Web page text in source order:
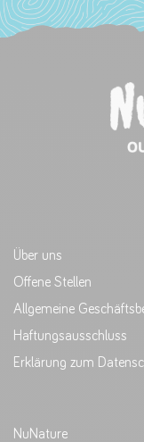
Über uns
Offene Stellen
Allgemeine
Haftungsausschluss
Erklärung zum
NuNature